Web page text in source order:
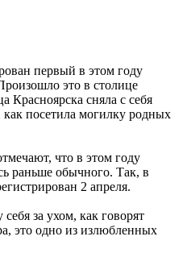
первый в этом году
это в столице
Красноярска сняла с себя
как посетила могилку родных
что в этом году
раньше обычного. Так, в
2 апреля.
за ухом, как говорят
это одно из излюбленных